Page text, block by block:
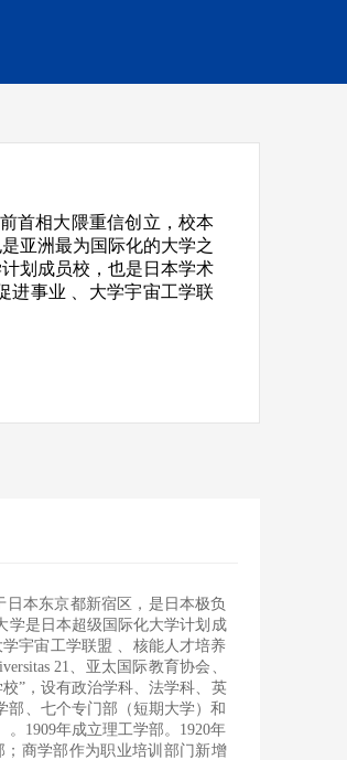
首相大隈重信创立，校本
亚洲最为国际化的大学之
划成员校，也是日本学术
进事业 、大学宇宙工学联
日本东京都新宿区，是日本极负
学是日本超级国际化大学计划成
宇宙工学联盟 、核能人才培养
21、亚太国际教育协会、
”，设有政治学科、法学科、英
部、七个专门部（短期大学）和
1909年成立理工学部。1920年
商学部作为职业培训部门新增